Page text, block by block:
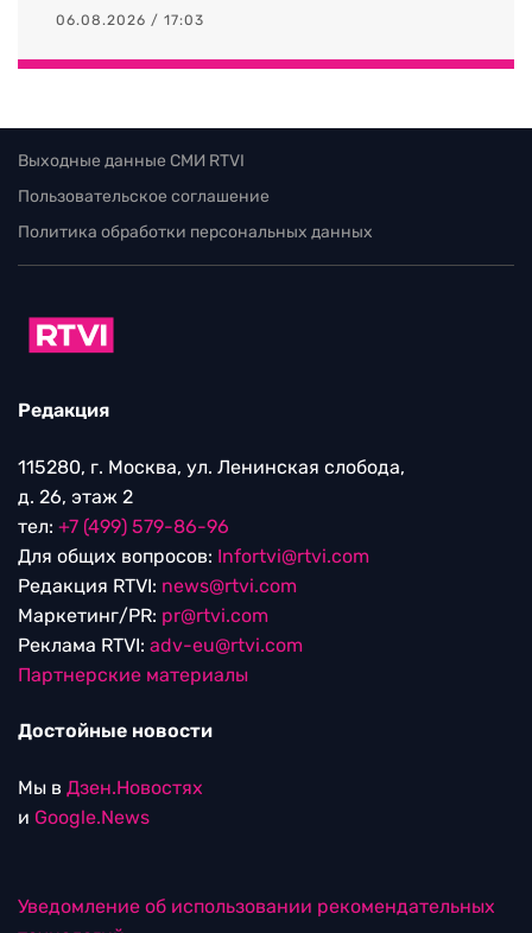
06.08.2026 / 17:03
Выходные данные СМИ RTVI
Пользовательское соглашение
Политика обработки персональных данных
Редакция
115280, г. Москва, ул. Ленинская слобода,
д. 26, этаж 2
тел: +7 (499) 579-86-96
Для общих вопросов: Infortvi@rtvi.com
Редакция RTVI: news@rtvi.com
Маркетинг/PR: pr@rtvi.com
Реклама RTVI: adv-eu@rtvi.com
Партнерские материалы
Достойные новости
Мы в Дзен.Новостях
и Google.News
Уведомление об использовании рекомендательных